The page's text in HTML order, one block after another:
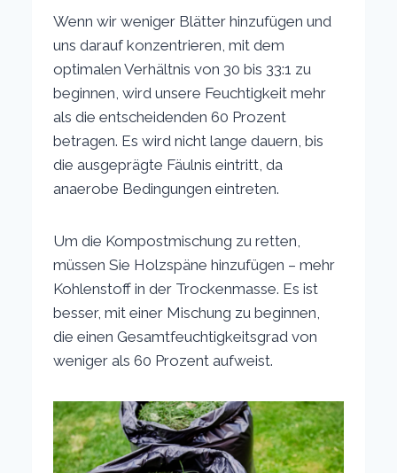
Wenn wir weniger Blätter hinzufügen und
uns darauf konzentrieren, mit dem
optimalen Verhältnis von 30 bis 33:1 zu
beginnen, wird unsere Feuchtigkeit mehr
als die entscheidenden 60 Prozent
betragen. Es wird nicht lange dauern, bis
die ausgeprägte Fäulnis eintritt, da
anaerobe Bedingungen eintreten.
Um die Kompostmischung zu retten,
müssen Sie Holzspäne hinzufügen – mehr
Kohlenstoff in der Trockenmasse. Es ist
besser, mit einer Mischung zu beginnen,
die einen Gesamtfeuchtigkeitsgrad von
weniger als 60 Prozent aufweist.